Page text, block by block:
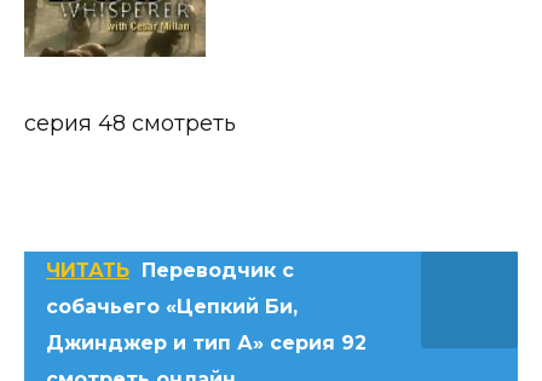
серия 48 смотреть
ЧИТАТЬ
Переводчик с
собачьего «Цепкий Би,
Джинджер и тип А» серия 92